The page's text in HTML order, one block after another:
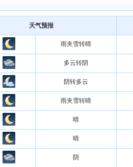
天气预报
雨夹雪转晴
多云转阴
阴转多云
雨夹雪转晴
晴
晴
阴